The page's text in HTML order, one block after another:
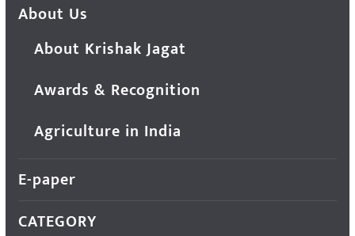
About Us
About Krishak Jagat
Awards & Recognition
Agriculture in India
E-paper
CATEGORY